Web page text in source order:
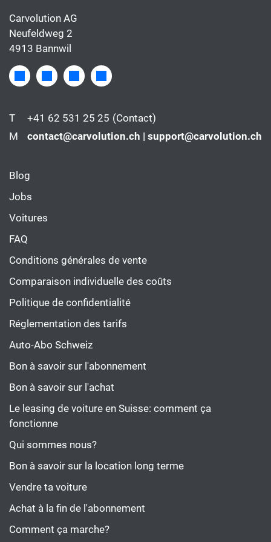
Carvolution AG
Neufeldweg 2
4913 Bannwil
T +41 62 531 25 25 (Contact)
M
contact@carvolution.ch | support@carvolution.ch
Blog
Jobs
Voitures
FAQ
Conditions générales de vente
Comparaison individuelle des coûts
Politique de confidentialité
Réglementation des tarifs
Auto-Abo Schweiz
Bon à savoir sur l'abonnement
Bon à savoir sur l'achat
Le leasing de voiture en Suisse: comment ça
fonctionne
Qui sommes nous?
Bon à savoir sur la location long terme
Vendre ta voiture
Achat à la fin de l'abonnement
Comment ça marche?